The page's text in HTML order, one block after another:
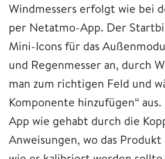
Windmessers erfolgt wie bei
per Netatmo-App. Der
Mini-Icons für das
und Regenmesser an, durch
man zum richtigen Feld und
Komponente hinzufügen“
App wie gehabt durch die
Anweisungen, wo das